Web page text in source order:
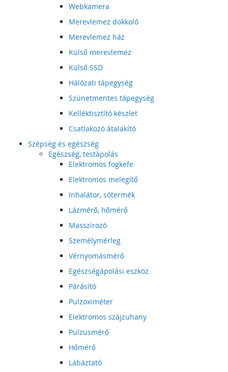
Webkamera
Merevlemez dokkoló
Merevlemez ház
Külső merevlemez
Külső SSD
Hálózati tápegység
Szünetmentes tápegység
Kelléktisztító készlet
Csatlakozó átalakító
Szépség és egészség
Egészség, testápolás
Elektromos fogkefe
Elektromos melegítő
Inhalátor, sótermék
Lázmérő, hőmérő
Masszírozó
Személymérleg
Vérnyomásmérő
Egészségápolási eszköz
Párásító
Pulzoximéter
Elektromos szájzuhany
Pulzusmérő
Hőmérő
Lábáztató